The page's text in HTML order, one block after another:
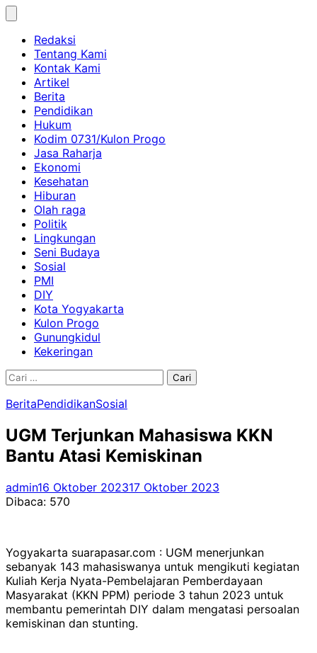
Skip
contentRedaksi
Tentang Kami
Kontak Kami
Artikel
Berita
Pendidikan
Hukum
Kodim 0731/Kulon Progo
Jasa Raharja
Ekonomi
Kesehatan
Hiburan
Olah raga
Politik
Lingkungan
Seni Budaya
Sosial
PMI
DIY
Kota Yogyakarta
Kulon Progo
Gunungkidul
Kekeringan
Cari
BeritaPendidikanSosial
UGM Terjunkan Mahasiswa KKN
Bantu Atasi Kemiskinan
admin16 Oktober 202317 Oktober 2023
Dibaca: 570
Yogyakarta suarapasar.com : UGM menerjunkan
sebanyak 143 mahasiswanya untuk mengikuti kegiatan
Kuliah Kerja Nyata-Pembelajaran Pemberdayaan
Masyarakat (KKN PPM) periode 3 tahun 2023 untuk
membantu pemerintah DIY dalam mengatasi persoalan
kemiskinan dan stunting.